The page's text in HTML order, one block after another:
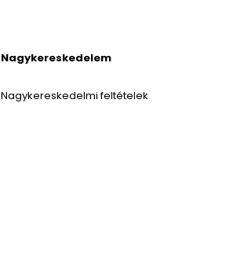
Nagykereskedelem
Nagykereskedelmi feltételek